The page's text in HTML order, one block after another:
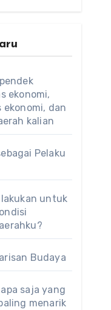
ekonomi,
dan
kalian
Pelaku
untuk
Budaya
saja yang
menarik